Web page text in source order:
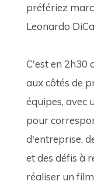
préfériez
Leonardo
C'est en 2h30
aux côtés de
équipes, avec
pour
d'entreprise,
et des défis à
réaliser un